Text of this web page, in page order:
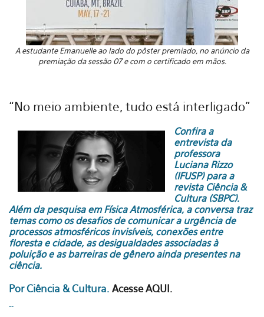
A estudante Emanuelle ao lado do pôster premiado, no anúncio da
premiação da sessão 07 e com o certificado em mãos.
“No meio ambiente, tudo está interligado”
Confira a
entrevista da
professora
Luciana Rizzo
(IFUSP) para a
revista Ciência &
Cultura (SBPC).
Além da pesquisa em Física Atmosférica, a conversa traz
temas como os desafios de comunicar a urgência de
processos atmosféricos invisíveis, conexões entre
floresta e cidade, as desigualdades associadas à
poluição e as barreiras de gênero ainda presentes na
ciência.
Por Ciência & Cultura. Acesse AQUI.
--